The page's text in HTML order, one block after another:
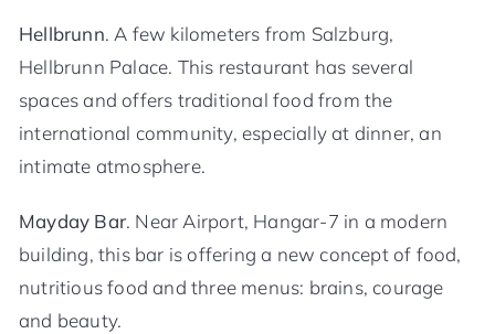
Hellbrunn. A few kilometers from Salzburg,
Hellbrunn Palace. This restaurant has several
spaces and offers traditional food from the
international community, especially at dinner, an
intimate atmosphere.
Mayday Bar. Near Airport, Hangar-7 in a modern
building, this bar is offering a new concept of food,
nutritious food and three menus: brains, courage
and beauty.